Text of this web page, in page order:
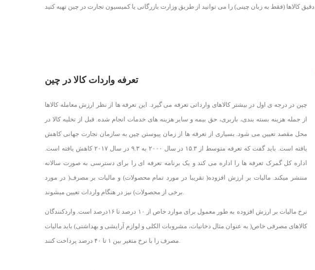
تعرفه واردات کالا در چین
چین در درجه ی اول در بیشتر کالاهای وارداتی تعرفه می گیرد. این تعرفه ها از نظر ارزش معامله کالاها
از جمله هزینه بسته بندی، باربری، حق بیمه و سایر هزینه های خدمات انجام شده. قبل از تخلیه کالا در
محل مقصد تعیین می شود. بسیاری از تعرفه ها از زمان پیوستن چین به سازمان تجارت جهانی کاهش
یافته است. باید گفت که تعرفه متوسط ​​از ۱۵.۳ در سال ۲۰۰۰ به ۹.۳ در سال ۲۰۱۷ کاهش یافته است.
اداره کل گمرک تعرفه ها را اداره می کند و یک برنامه تعرفه ای را برای دسترسی به صورت سالانه
منتشر میکند. مالیات بر ارزش افزوده( تقریبا در مورد تمام محصولات) و مالیات بر مصرف( در مورد
برخی از محصولات) نیز در هنگام واردات تعیین میشوند.
نرخ مالیات بر ارزش افزوده به طور معمول برای موارد خاص از ۱۰ درصد تا ۱۶درصد است. واردکنندگان
کالاهای مصرفی خاص( به عنوان مثال دخانیات، مشروبات الکلی و لوازم آرایشی و بهداشتی) باید مالیات
مصرف را با نرخ متغیر بین ۱ تا ۴۰ درصد پرداخت کنند.